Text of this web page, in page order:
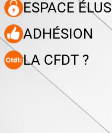
ESPACE ÉLUS
ADHÉSION
LA CFDT ?